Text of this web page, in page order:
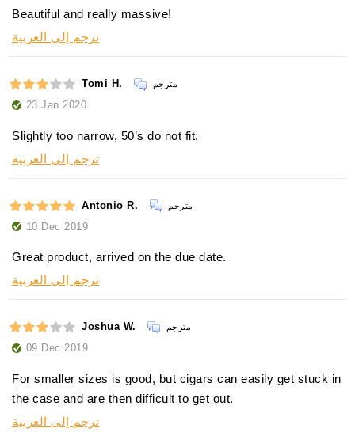
Beautiful and really massive!
ترجم إلى العربية
Tomi H. مترجم
23 Jan 2020
Slightly too narrow, 50’s do not fit.
ترجم إلى العربية
Antonio R. مترجم
10 Dec 2019
Great product, arrived on the due date.
ترجم إلى العربية
Joshua W. مترجم
09 Dec 2019
For smaller sizes is good, but cigars can easily get stuck in
the case and are then difficult to get out.
ترجم إلى العربية